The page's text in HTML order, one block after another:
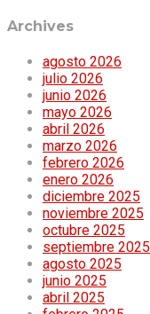
Archives
agosto 2026
julio 2026
junio 2026
mayo 2026
abril 2026
marzo 2026
febrero 2026
enero 2026
diciembre 2025
noviembre 2025
octubre 2025
septiembre 2025
agosto 2025
junio 2025
abril 2025